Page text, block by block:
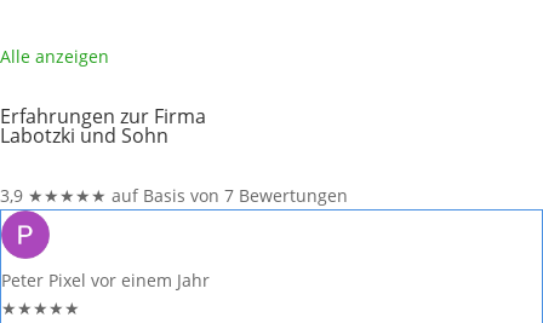
energetische Modernisierung und Neubau legt die Delta-Therm
Alle anzeigen
Erfahrungen zur Firma
Labotzki und Sohn
3,9 ★★★★★ auf Basis von 7 Bewertungen
Peter Pixel vor einem Jahr
★★★★★